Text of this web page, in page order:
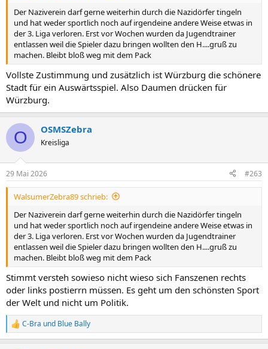
Der Naziverein darf gerne weiterhin durch die Nazidörfer tingeln
und hat weder sportlich noch auf irgendeine andere Weise etwas in
der 3. Liga verloren. Erst vor Wochen wurden da Jugendtrainer
entlassen weil die Spieler dazu bringen wollten den H....gruß zu
machen. Bleibt bloß weg mit dem Pack
Vollste Zustimmung und zusätzlich ist Würzburg die schönere
Stadt für ein Auswärtsspiel. Also Daumen drücken für
Würzburg.
O OSMSZebra
Kreisliga
29 Mai 2026 #263
WalsumerZebra89 schrieb:
Der Naziverein darf gerne weiterhin durch die Nazidörfer tingeln
und hat weder sportlich noch auf irgendeine andere Weise etwas in
der 3. Liga verloren. Erst vor Wochen wurden da Jugendtrainer
entlassen weil die Spieler dazu bringen wollten den H....gruß zu
machen. Bleibt bloß weg mit dem Pack
Stimmt versteh sowieso nicht wieso sich Fanszenen rechts
oder links postierrn müssen. Es geht um den schönsten Sport
der Welt und nicht um Politik.
R
e
C-Bra und Blue Bally